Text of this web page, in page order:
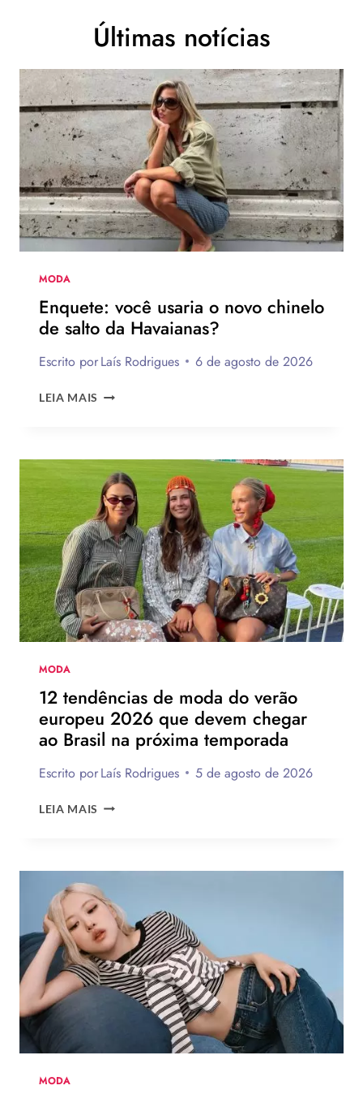
Últimas notícias
MODA
Enquete: você usaria o novo chinelo
de salto da Havaianas?
Escrito porLaís Rodrigues 6 de agosto de 2026
LEIA MAIS ENQUETE:
NOVO
CHINELO
DE
SALTO
DA
HAVAIANAS?
MODA
12 tendências de moda do verão
europeu 2026 que devem chegar
ao Brasil na próxima temporada
Escrito porLaís Rodrigues 5 de agosto de 2026
LEIA MAIS
DO
VERÃO
EUROPEU
2026
QUE
DEVEM
CHEGAR
AO
MODA